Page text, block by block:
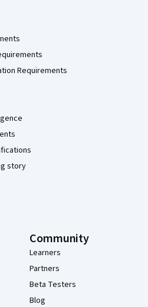
Requirements
story
Community
Learners
Partners
Beta Testers
Blog